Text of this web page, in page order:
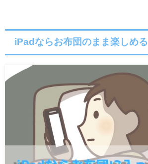
iPadならお布団のまま楽しめる